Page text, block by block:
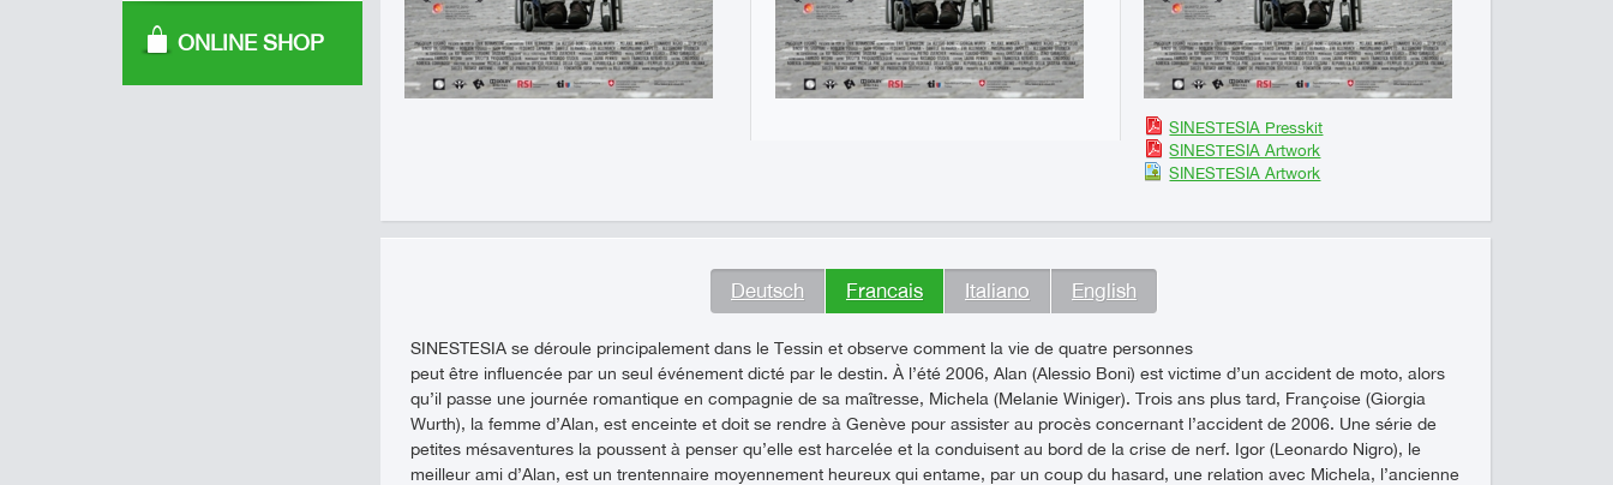
ONLINE SHOP
SINESTESIA Presskit
SINESTESIA Artwork
SINESTESIA Artwork
Deutsch Francais Italiano English
SINESTESIA se déroule principalement dans le Tessin et observe comment la vie de quatre personnes
peut être influencée par un seul événement dicté par le destin. À l’été 2006, Alan (Alessio Boni) est victime d’un accident de moto, alors
qu’il passe une journée romantique en compagnie de sa maîtresse, Michela (Melanie Winiger). Trois ans plus tard, Françoise (Giorgia
Wurth), la femme d’Alan, est enceinte et doit se rendre à Genève pour assister au procès concernant l’accident de 2006. Une série de
petites mésaventures la poussent à penser qu’elle est harcelée et la conduisent au bord de la crise de nerf. Igor (Leonardo Nigro), le
meilleur ami d’Alan, est un trentennaire moyennement heureux qui entame, par un coup du hasard, une relation avec Michela, l’ancienne